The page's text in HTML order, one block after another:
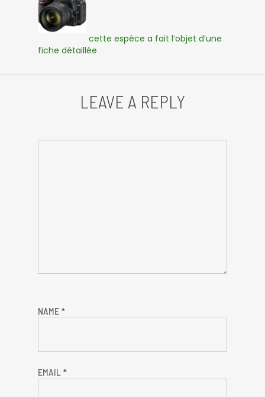
cette espèce a fait l’objet d’une
fiche détaillée
LEAVE A REPLY
NAME *
EMAIL *